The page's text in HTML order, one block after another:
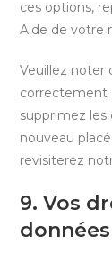
ces options,
Aide de votre
Veuillez noter
correctement
supprimez les
nouveau
revisiterez
9. Vos